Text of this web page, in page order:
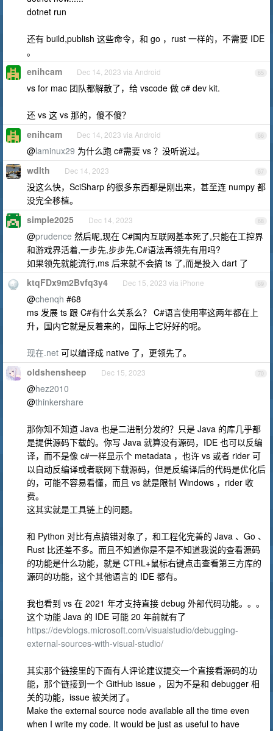
dotnet run
还有 build,publish 这些命令，和 go ，rust 一样的，不需要 IDE
。
65
enihcam Dec 14, 2023 via Android
vs for mac 团队都解散了，给 vscode 做 c# dev kit.
还 vs 这 vs 那的，傻不傻？
66
enihcam Dec 14, 2023 via Android
@laminux29 为什么跑 c#需要 vs ？没听说过。
67
wdlth Dec 14, 2023
没这么快，SciSharp 的很多东西都是刚出来，甚至连 numpy 都
没完全移植。
68
simple2025 Dec 14, 2023
@prudence 然后呢,现在 C#国内互联网基本死了,只能在工控界
和游戏界活着,一步先,步步先,C#语法再领先有用吗?
如果领先就能流行,ms 后来就不会搞 ts 了,而是投入 dart 了
69
ktqFDx9m2Bvfq3y4 Dec 15, 2023 via iPhone
@chenqh #68
ms 发展 ts 跟 C#有什么关系么？ C#语言使用率这两年都在上
升，国内它就是反着来的，国际上它好好的呢。
现在.net 可以编译成 native 了，更领先了。
70
oldshensheep Dec 15, 2023
@hez2010
@thinkershare
那你知不知道 Java 也是二进制分发的？只是 Java 的库几乎都
是提供源码下载的。你写 Java 就算没有源码，IDE 也可以反编
译，而不是像 c#一样显示个 metadata ，也许 vs 或者 rider 可
以自动反编译或者联网下载源码，但是反编译后的代码是优化后
的，可能不容易看懂，而且 vs 就是限制 Windows ，rider 收
费。
这其实就是工具链上的问题。
和 Python 对比有点搞错对象了，和工程化完善的 Java 、Go 、
Rust 比还差不多。而且不知道你是不是不知道我说的查看源码
的功能是什么功能，就是 CTRL+鼠标右键点击查看第三方库的
源码的功能，这个其他语言的 IDE 都有。
我也看到 vs 在 2021 年才支持直接 debug 外部代码功能。。。
这个功能 Java 的 IDE 可能 20 年前就有了
https://devblogs.microsoft.com/visualstudio/debugging-
external-sources-with-visual-studio/
其实那个链接里的下面有人评论建议提交一个直接看源码的功
能，那个链接到一个 GitHub issue ，因为不是和 debugger 相
关的功能，issue 被关闭了。
Make the external source node available all the time even
when I write my code. It would be just as useful to have